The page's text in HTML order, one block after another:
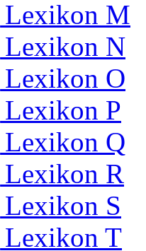
Lexikon M
Lexikon N
O
P
Q
Lexikon R
S
Lexikon T